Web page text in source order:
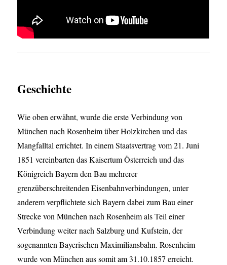
Geschichte
Wie oben erwähnt, wurde die erste Verbindung von
München nach Rosenheim über Holzkirchen und das
Mangfalltal errichtet. In einem Staatsvertrag vom 21. Juni
1851 vereinbarten das Kaisertum Österreich und das
Königreich Bayern den Bau mehrerer
grenzüberschreitenden Eisenbahnverbindungen, unter
anderem verpflichtete sich Bayern dabei zum Bau einer
Strecke von München nach Rosenheim als Teil einer
Verbindung weiter nach Salzburg und Kufstein, der
sogenannten Bayerischen Maximiliansbahn. Rosenheim
wurde von München aus somit am 31.10.1857 erreicht.